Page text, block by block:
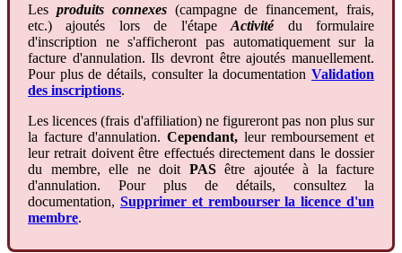
Les produits connexes (campagne de financement, frais,
etc.) ajoutés lors de l'étape Activité du
formulaire
d'inscription ne s'afficheront pas automatiquement sur la
facture d'annulation. Ils devront être ajoutés manuellement.
Pour plus de détails, consulter la documentation Validation
des inscriptions.
Les licences (frais d'affiliation) ne figureront pas non plus sur
la facture d'annulation. Cependant, leur remboursement et
leur retrait doivent être effectués directement dans le dossier
du
membre, elle ne doit PAS être ajoutée à la facture
d'annulation. Pour plus de détails, consultez
la
documentation, Supprimer et rembourser la licence d'un
membre.